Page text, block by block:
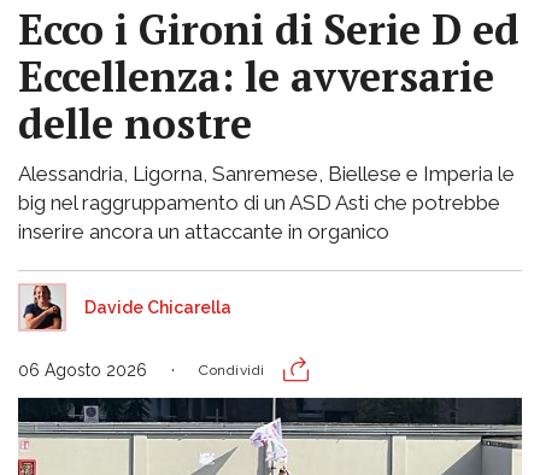
Ecco i Gironi di Serie D ed
Eccellenza: le avversarie
delle nostre
Alessandria, Ligorna, Sanremese, Biellese e Imperia le
big nel raggruppamento di un ASD Asti che potrebbe
inserire ancora un attaccante in organico
Davide Chicarella
06 Agosto 2026 Condividi